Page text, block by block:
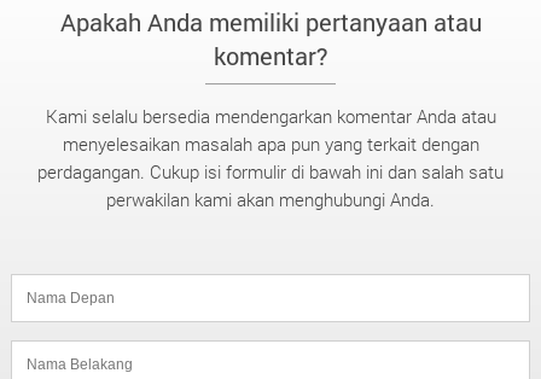
Apakah Anda memiliki pertanyaan atau
komentar?
Kami selalu bersedia mendengarkan komentar Anda atau
menyelesaikan masalah apa pun yang terkait dengan
perdagangan. Cukup isi formulir di bawah ini dan salah satu
perwakilan kami akan menghubungi Anda.